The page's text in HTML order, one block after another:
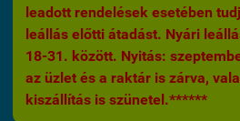
leadott rendelések esetében
leállás előtti átadást. Nyári
18-31. között. Nyitás:
az üzlet és a raktár is zárva,
kiszállítás is szünetel.******